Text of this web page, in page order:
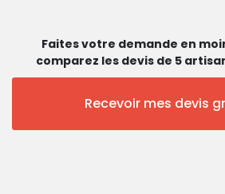
Faites votre demande en
comparez les devis de 5
Recevoir mes devis